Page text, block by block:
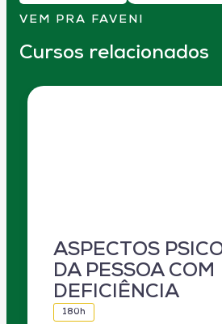
VEM PRA FAVENI
Cursos relacionados
ASPECTOS
DA PESSOA COM
DEFICIÊNCIA
180h